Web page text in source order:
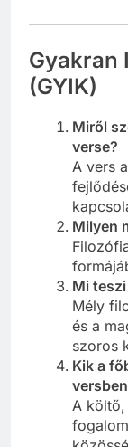
Gyakran
(GYIK)
Miről
verse?
A vers
Milyen
Mi
Mély
és a
szoros
Kik a
A